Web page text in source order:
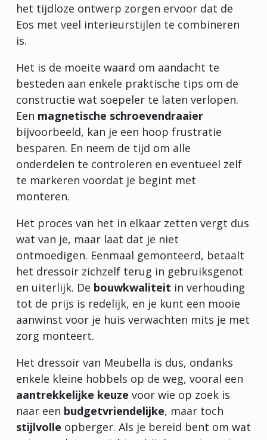
het tijdloze ontwerp zorgen ervoor dat de
Eos met veel interieurstijlen te combineren
is.
Het is de moeite waard om aandacht te
besteden aan enkele praktische tips om de
constructie wat soepeler te laten verlopen.
Een magnetische schroevendraaier
bijvoorbeeld, kan je een hoop frustratie
besparen. En neem de tijd om alle
onderdelen te controleren en eventueel zelf
te markeren voordat je begint met
monteren.
Het proces van het in elkaar zetten vergt dus
wat van je, maar laat dat je niet
ontmoedigen. Eenmaal gemonteerd, betaalt
het dressoir zichzelf terug in gebruiksgenot
en uiterlijk. De bouwkwaliteit in verhouding
tot de prijs is redelijk, en je kunt een mooie
aanwinst voor je huis verwachten mits je met
zorg monteert.
Het dressoir van Meubella is dus, ondanks
enkele kleine hobbels op de weg, vooral een
aantrekkelijke keuze voor wie op zoek is
naar een budgetvriendelijke, maar toch
stijlvolle opberger. Als je bereid bent om wat